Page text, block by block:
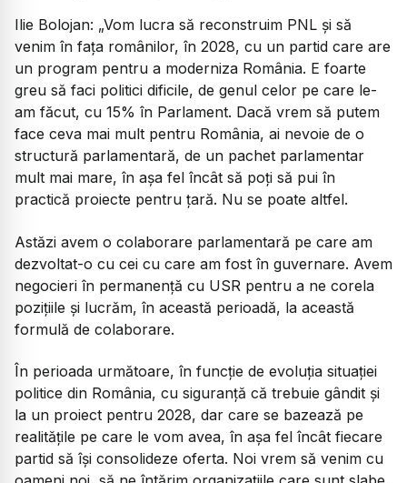
Ilie Bolojan: „Vom lucra să reconstruim PNL și să
venim în fața românilor, în 2028, cu un partid care are
un program pentru a moderniza România. E foarte
greu să faci politici dificile, de genul celor pe care le-
am făcut, cu 15% în Parlament. Dacă vrem să putem
face ceva mai mult pentru România, ai nevoie de o
structură parlamentară, de un pachet parlamentar
mult mai mare, în așa fel încât să poți să pui în
practică proiecte pentru țară. Nu se poate altfel.
Astăzi avem o colaborare parlamentară pe care am
dezvoltat-o cu cei cu care am fost în guvernare. Avem
negocieri în permanență cu USR pentru a ne corela
pozițiile și lucrăm, în această perioadă, la această
formulă de colaborare.
În perioada următoare, în funcție de evoluția situației
politice din România, cu siguranță că trebuie gândit și
la un proiect pentru 2028, dar care se bazează pe
realitățile pe care le vom avea, în așa fel încât fiecare
partid să își consolideze oferta. Noi vrem să venim cu